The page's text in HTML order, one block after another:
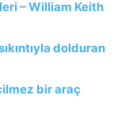
– William Keith
dolduran
bir araç